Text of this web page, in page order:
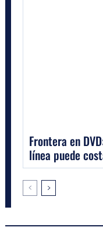
Frontera en
línea puede